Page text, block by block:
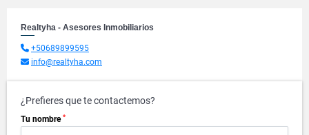
Realtyha - Asesores Inmobiliarios
+50689899595
info@realtyha.com
¿Prefieres que te contactemos?
Tu nombre *